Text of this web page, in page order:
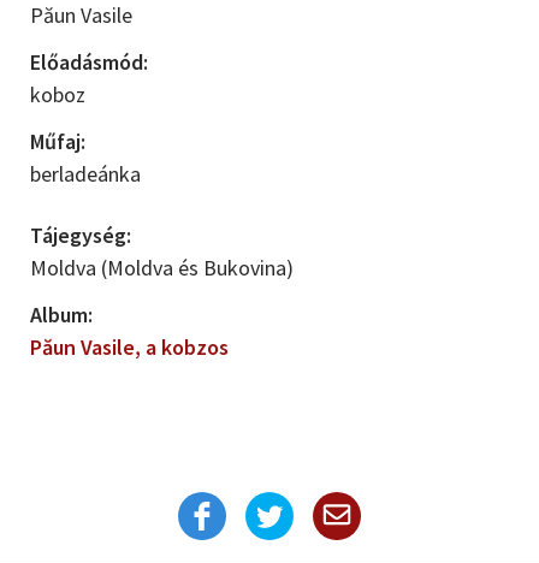
Păun Vasile
Előadásmód:
koboz
Műfaj:
berladeánka
Tájegység:
Moldva (Moldva és Bukovina)
Album:
Păun Vasile, a kobzos